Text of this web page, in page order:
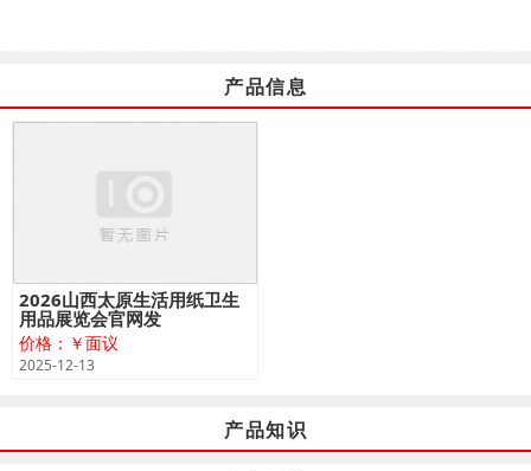
产品信息
2026山西太原生活用纸卫生
用品展览会官网发
价格：￥面议
2025-12-13
产品知识